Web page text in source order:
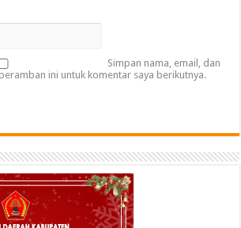
Simpan nama, email, dan
ini untuk komentar saya berikutnya.